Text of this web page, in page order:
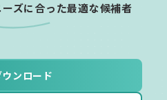
ズに合った最適な候補者
ンロード